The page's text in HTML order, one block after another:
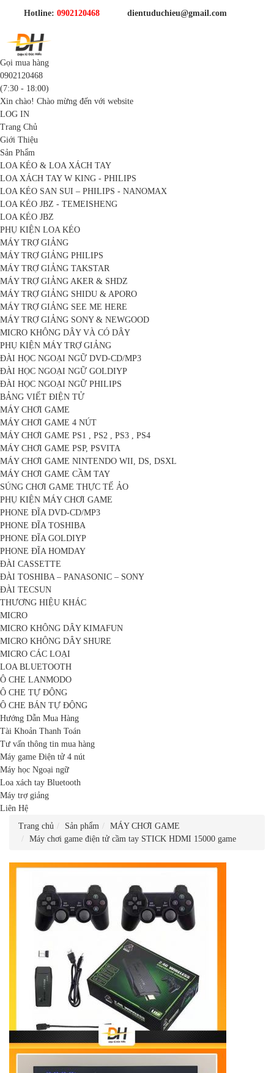
Hotline: 0902120468 dientuduchieu@gmail.com
Gọi mua hàng
0902120468
(7:30 - 18:00)
Xin chào! Chào mừng đến với website
LOG IN
Trang Chủ
Giới Thiệu
Sản Phẩm
LOA KÉO & LOA XÁCH TAY
LOA XÁCH TAY W KING - PHILIPS
LOA KÉO SAN SUI – PHILIPS - NANOMAX
LOA KÉO JBZ - TEMEISHENG
LOA KÉO JBZ
PHỤ KIỆN LOA KÉO
MÁY TRỢ GIẢNG
MÁY TRỢ GIẢNG PHILIPS
MÁY TRỢ GIẢNG TAKSTAR
MÁY TRỢ GIẢNG AKER & SHDZ
MÁY TRỢ GIẢNG SHIDU & APORO
MÁY TRỢ GIẢNG SEE ME HERE
MÁY TRỢ GIẢNG SONY & NEWGOOD
MICRO KHÔNG DÂY VÀ CÓ DÂY
PHỤ KIỆN MÁY TRỢ GIẢNG
ĐÀI HỌC NGOẠI NGỮ DVD-CD/MP3
ĐÀI HỌC NGOẠI NGỮ GOLDIYP
ĐÀI HỌC NGOẠI NGỮ PHILIPS
BẢNG VIẾT ĐIỆN TỬ
MÁY CHƠI GAME
MÁY CHƠI GAME 4 NÚT
MÁY CHƠI GAME PS1 , PS2 , PS3 , PS4
MÁY CHƠI GAME PSP, PSVITA
MÁY CHƠI GAME NINTENDO WII, DS, DSXL
MÁY CHƠI GAME CẦM TAY
SÚNG CHƠI GAME THỰC TẾ ẢO
PHỤ KIỆN MÁY CHƠI GAME
PHONE ĐĨA DVD-CD/MP3
PHONE ĐĨA TOSHIBA
PHONE ĐĨA GOLDIYP
PHONE ĐĨA HOMDAY
ĐÀI CASSETTE
ĐÀI TOSHIBA – PANASONIC – SONY
ĐÀI TECSUN
THƯƠNG HIỆU KHÁC
MICRO
MICRO KHÔNG DÂY KIMAFUN
MICRO KHÔNG DÂY SHURE
MICRO CÁC LOẠI
LOA BLUETOOTH
Ô CHE LANMODO
Ô CHE TỰ ĐỘNG
Ô CHE BÁN TỰ ĐỘNG
Hướng Dẫn Mua Hàng
Tài Khoản Thanh Toán
Tư vấn thông tin mua hàng
Máy game Điện tử 4 nút
Máy học Ngoại ngữ
Loa xách tay Bluetooth
Máy trợ giảng
Liên Hệ
Trang chủ
Sản phẩm
MÁY CHƠI GAME
Máy chơi game điện tử cầm tay STICK HDMI 15000 game